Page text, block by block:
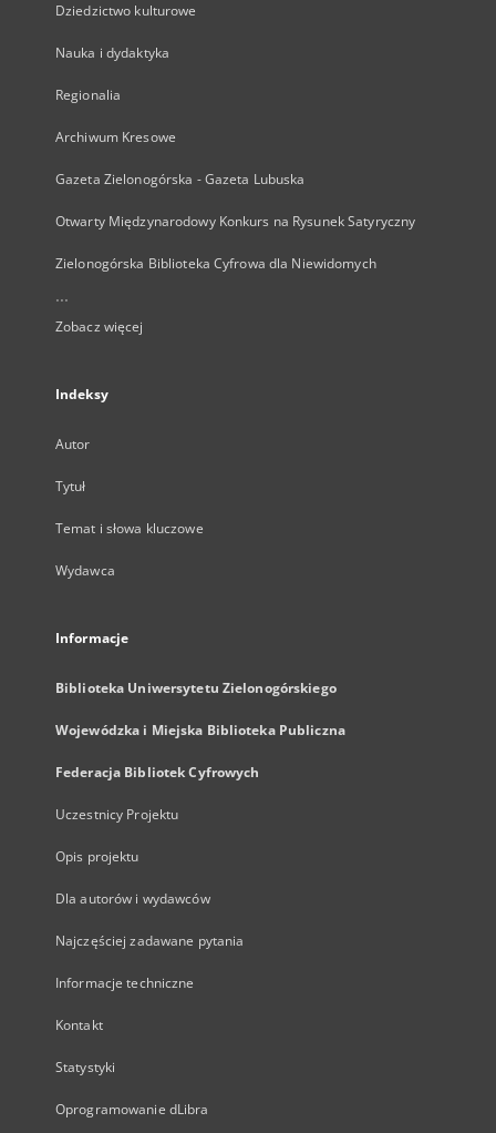
Dziedzictwo kulturowe
Nauka i dydaktyka
Regionalia
Archiwum Kresowe
Gazeta Zielonogórska - Gazeta Lubuska
Otwarty Międzynarodowy Konkurs na Rysunek Satyryczny
Zielonogórska Biblioteka Cyfrowa dla Niewidomych
...
Zobacz więcej
Indeksy
Autor
Tytuł
Temat i słowa kluczowe
Wydawca
Informacje
Biblioteka Uniwersytetu Zielonogórskiego
Wojewódzka i Miejska Biblioteka Publiczna
Federacja Bibliotek Cyfrowych
Uczestnicy Projektu
Opis projektu
Dla autorów i wydawców
Najczęściej zadawane pytania
Informacje techniczne
Kontakt
Statystyki
Oprogramowanie dLibra